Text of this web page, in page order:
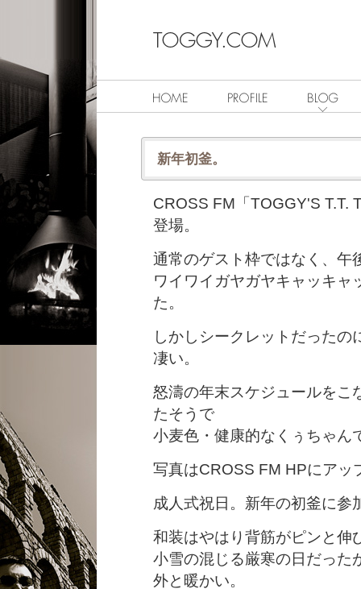
新年初釜。
CROSS FM「TOGGY'S T.T.
登場。
通常のゲスト枠ではなく、午
ワイワイガヤガヤキャッキャ
た。
しかしシークレットだった
凄い。
怒濤の年末スケジュールをこ
たそうで
小麦色・健康的なくぅちゃん
写真はCROSS FM HPにアッ
成人式祝日。新年の初釜に参
和装はやはり背筋がピンと伸
小雪の混じる厳寒の日だった
外と暖かい。